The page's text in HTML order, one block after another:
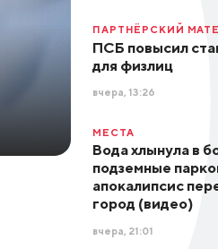
ПАРТНЁРСКИЙ
ПСБ повысил
для физлиц
вчера, 13:26
МЕСТА
Вода хлынула в
подземные
апокалипсис
город (видео)
вчера, 21:01